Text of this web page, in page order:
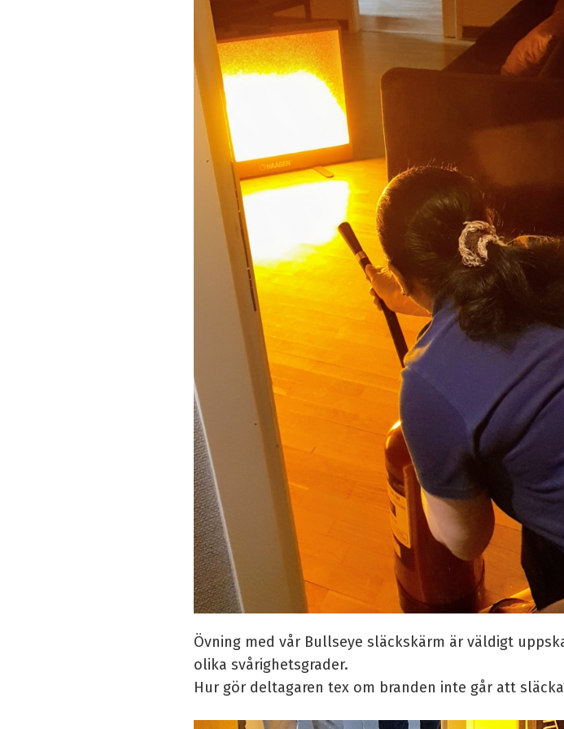
Övning med vår Bullseye släckskärm är väldigt
olika svårighetsgrader.
Hur gör deltagaren tex om branden inte går att